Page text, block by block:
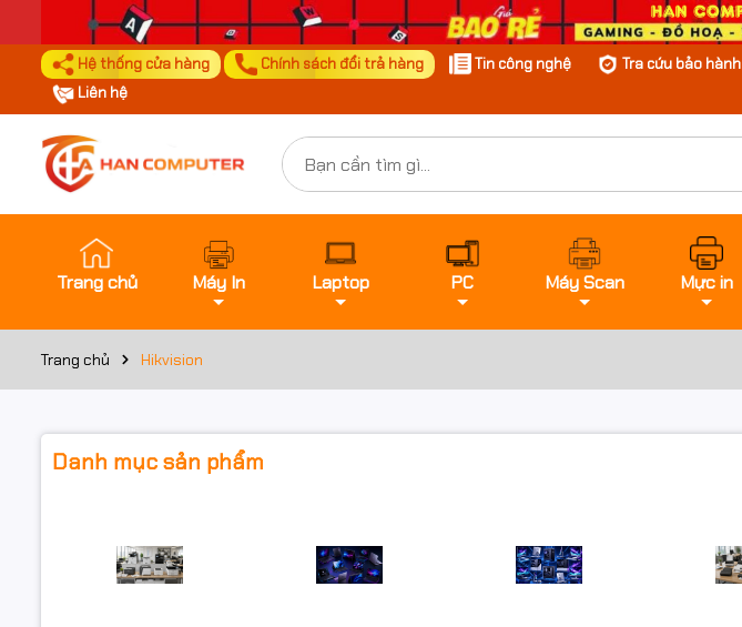
Hệ thống cửa hàng Chính sách đổi trả hàng Tin công nghệ Tra cứu bảo hành
Liên hệ
Trang chủ Máy In Laptop PC Máy Scan Mực in
Trang chủ Hikvision
Danh mục sản phẩm